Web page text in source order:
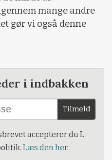
mange andre
gør vi også denne
i indbakken
Tilmeld
accepterer du L-
Læs den her.